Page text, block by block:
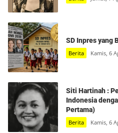
SD Inpres yang
Berita Kamis, 6
Siti Hartinah :
Indonesia
Pertama)
Berita Kamis, 6